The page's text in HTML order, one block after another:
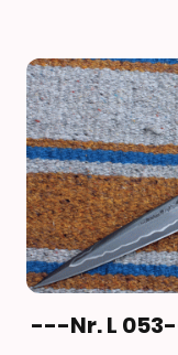
---Nr. L